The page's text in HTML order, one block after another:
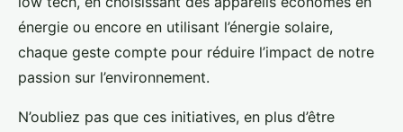
énergie ou encore en utilisant l’énergie solaire,
chaque geste compte pour réduire l’impact de notre
passion sur l’environnement.
N’oubliez pas que ces initiatives, en plus d’être